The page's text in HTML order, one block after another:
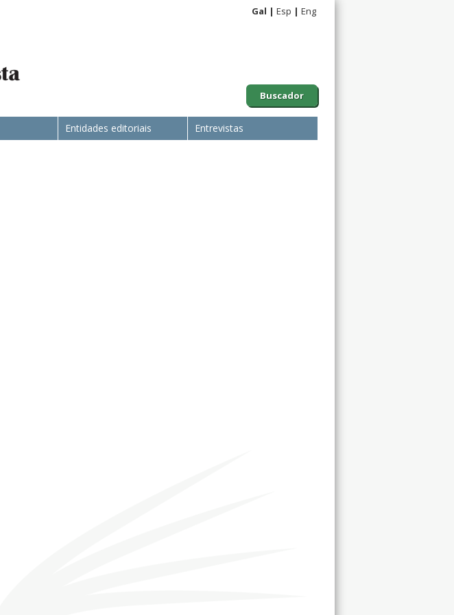
Buscador
Gal Esp Eng
Entidades editoriais Entrevistas